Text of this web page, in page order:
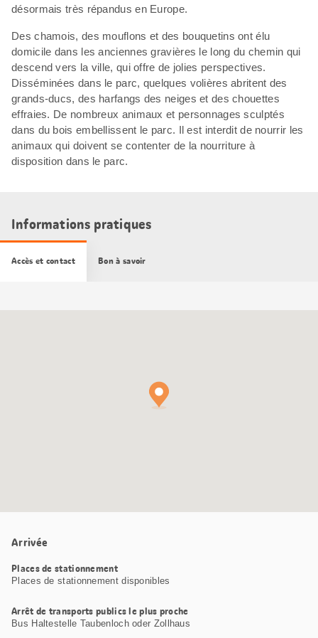
désormais très répandus en Europe.
Des chamois, des mouflons et des bouquetins ont élu
domicile dans les anciennes gravières le long du chemin qui
descend vers la ville, qui offre de jolies perspectives.
Disséminées dans le parc, quelques volières abritent des
grands-ducs, des harfangs des neiges et des chouettes
effraies. De nombreux animaux et personnages sculptés
dans du bois embellissent le parc. Il est interdit de nourrir les
animaux qui doivent se contenter de la nourriture à
disposition dans le parc.
Informations pratiques
Accès et contact Bon à savoir
Arrivée
Places de stationnement
Places de stationnement disponibles
Arrêt de transports publics le plus proche
Bus Haltestelle Taubenloch oder Zollhaus